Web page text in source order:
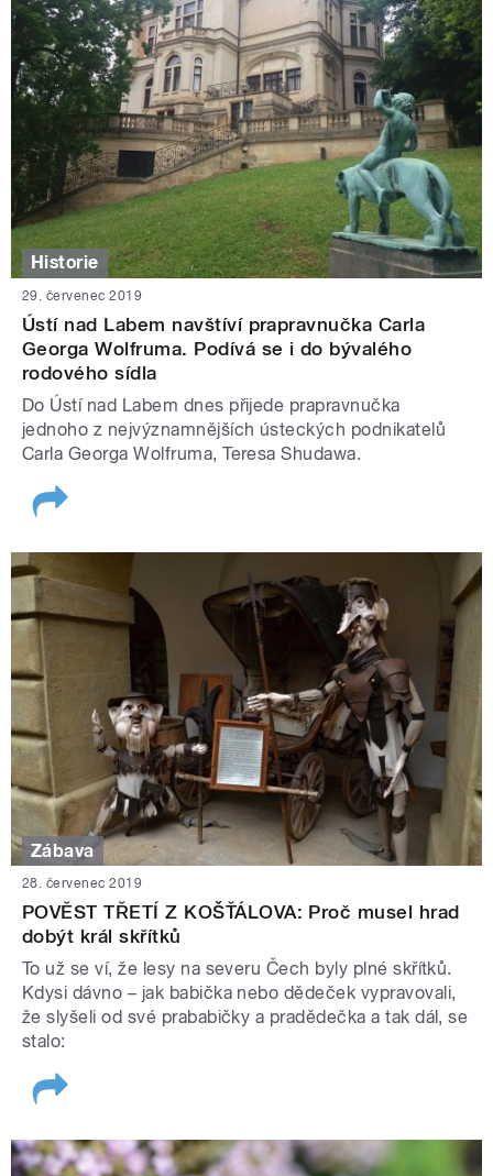
Historie
29. červenec 2019
Ústí nad Labem navštíví prapravnučka Carla
Georga Wolfruma. Podívá se i do bývalého
rodového sídla
Do Ústí nad Labem dnes přijede prapravnučka
jednoho z nejvýznamnějších ústeckých podnikatelů
Carla Georga Wolfruma, Teresa Shudawa.
Zábava
28. červenec 2019
POVĚST TŘETÍ Z KOŠŤÁLOVA: Proč musel hrad
dobýt král skřítků
To už se ví, že lesy na severu Čech byly plné skřítků.
Kdysi dávno – jak babička nebo dědeček vypravovali,
že slyšeli od své prababičky a pradědečka a tak dál, se
stalo: